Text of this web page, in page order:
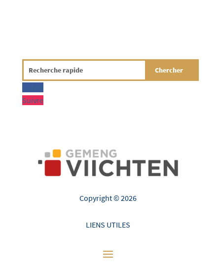
Suivre
Copyright © 2026
LIENS UTILES